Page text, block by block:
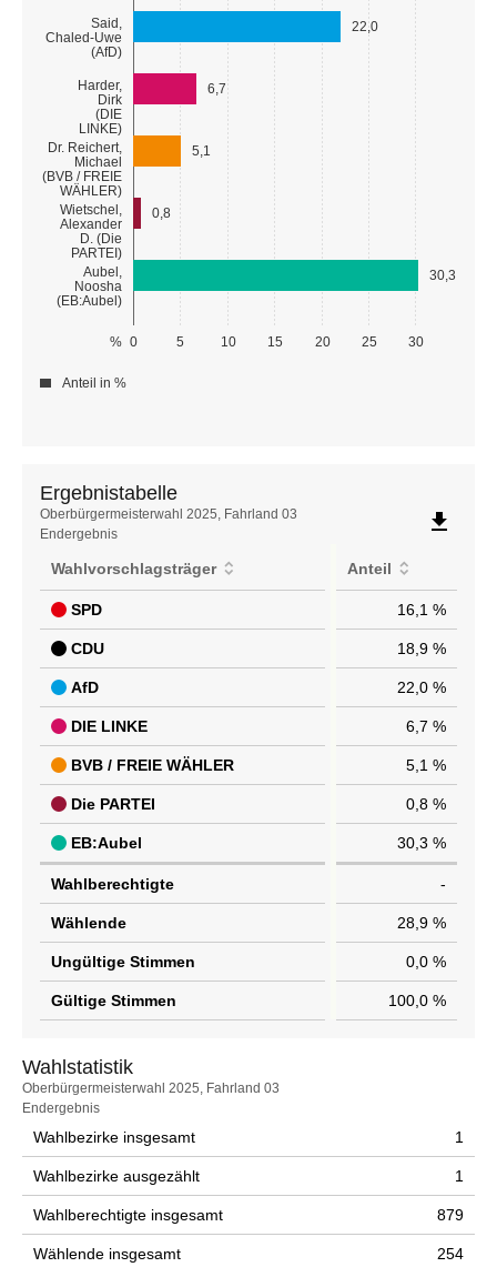
Said,
Chaled-Uwe
(AfD)
Harder,
Dirk
(DIE
LINKE)
Dr. Reichert,
Michael
(BVB / FREIE
WÄHLER)
Wietschel,
Alexander
D. (Die
PARTEI)
Aubel,
Noosha
(EB:Aubel)
0 5 10 15 20 25 30
%
22,0
6,7
5,1
0,8
30,3
Anteil in %
Ergebnistabelle
Ergebnistabelle
Oberbürgermeisterwahl 2025, Fahrland 03
Endergebnis
file_download
Wahlvorschlagsträger Anteil
SPD 16,1 %
CDU 18,9 %
AfD 22,0 %
DIE LINKE 6,7 %
BVB / FREIE WÄHLER 5,1 %
Die PARTEI 0,8 %
EB:Aubel 30,3 %
Wahlberechtigte -
Wählende 28,9 %
Ungültige Stimmen 0,0 %
Gültige Stimmen 100,0 %
Wahlstatistik
Wahlstatistik
Oberbürgermeisterwahl 2025, Fahrland 03
Endergebnis
Wahlbezirke insgesamt 1
Wahlbezirke ausgezählt 1
Wahlberechtigte insgesamt 879
Wählende insgesamt 254